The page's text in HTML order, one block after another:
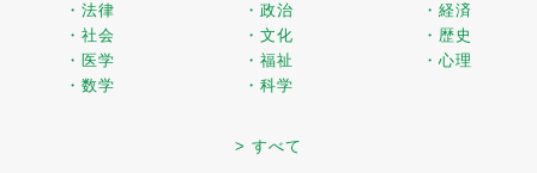
・法律
・政治
・経済
・社会
・文化
・歴史
・医学
・福祉
・心理
・数学
・科学
> すべて